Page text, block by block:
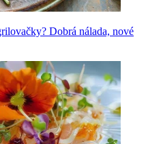
Dobrá nálada, nové